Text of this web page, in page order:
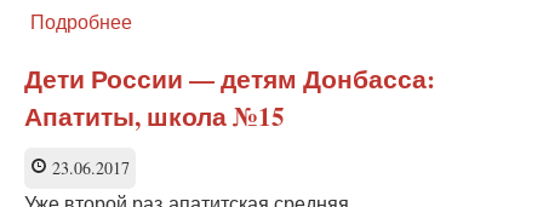
Подробнее
гумпомощи
в
школу
Дети России — детям Донбасса:
Апатиты, школа №15
23.06.2017